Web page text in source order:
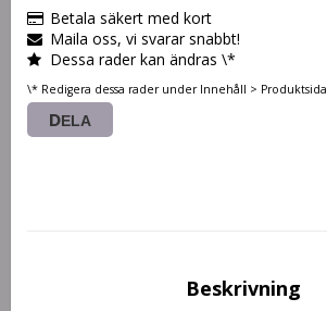
Betala säkert med kort
Maila oss, vi svarar snabbt!
Dessa rader kan ändras \*
\* Redigera dessa rader under Innehåll > Produktsida
DELA
Beskrivning